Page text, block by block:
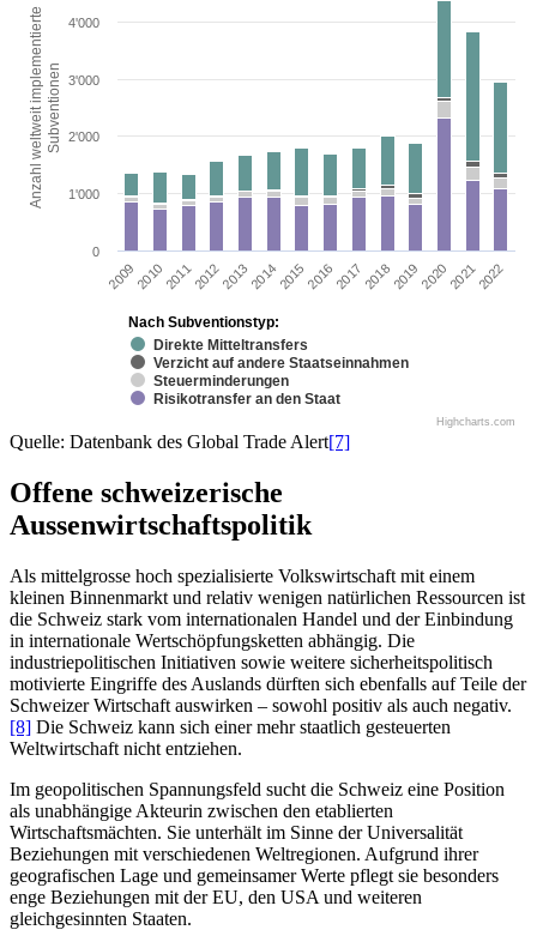
Anzahl weltweit implementierteSubventionen
Direkte Mitteltransfers
Verzicht auf andere Staatseinnahmen
Steuerminderungen
Risikotransfer an den Staat
Nach Subventionstyp:
20092010201120122013201420152016201720182019202020212022
0
1'000
2'000
3'000
4'000
Highcharts.com
Quelle: Datenbank des Global Trade Alert[7]
Offene schweizerische
Aussenwirtschaftspolitik
Als mittelgrosse hoch spezialisierte Volkswirtschaft mit einem
kleinen Binnenmarkt und relativ wenigen natürlichen Ressourcen ist
die Schweiz stark vom internationalen Handel und der Einbindung
in internationale Wertschöpfungsketten abhängig. Die
industriepolitischen Initiativen sowie weitere sicherheitspolitisch
motivierte Eingriffe des Auslands dürften sich ebenfalls auf Teile der
Schweizer Wirtschaft auswirken – sowohl positiv als auch negativ.
[8] Die Schweiz kann sich einer mehr staatlich gesteuerten
Weltwirtschaft nicht entziehen.
Im geopolitischen Spannungsfeld sucht die Schweiz eine Position
als unabhängige Akteurin zwischen den etablierten
Wirtschaftsmächten. Sie unterhält im Sinne der Universalität
Beziehungen mit verschiedenen Weltregionen. Aufgrund ihrer
geografischen Lage und gemeinsamer Werte pflegt sie besonders
enge Beziehungen mit der EU, den USA und weiteren
gleichgesinnten Staaten.